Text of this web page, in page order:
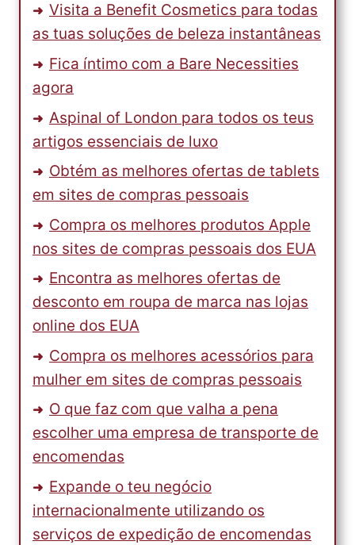
Visita a Benefit Cosmetics para todas
as tuas soluções de beleza instantâneas
Fica íntimo com a Bare Necessities
agora
Aspinal of London para todos os teus
artigos essenciais de luxo
Obtém as melhores ofertas de tablets
em sites de compras pessoais
Compra os melhores produtos Apple
nos sites de compras pessoais dos EUA
Encontra as melhores ofertas de
desconto em roupa de marca nas lojas
online dos EUA
Compra os melhores acessórios para
mulher em sites de compras pessoais
O que faz com que valha a pena
escolher uma empresa de transporte de
encomendas
Expande o teu negócio
internacionalmente utilizando os
serviços de expedição de encomendas